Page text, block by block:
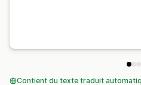
Contient du texte traduit